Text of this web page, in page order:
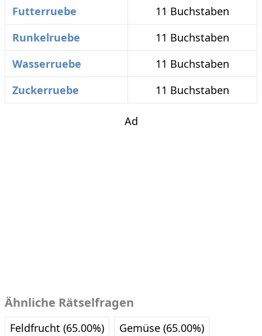
Futterruebe
11 Buchstaben
Runkelruebe
11 Buchstaben
Wasserruebe
11 Buchstaben
Zuckerruebe
11 Buchstaben
Ad
Ähnliche Rätselfragen
Feldfrucht (65.00%)
Gemüse (65.00%)